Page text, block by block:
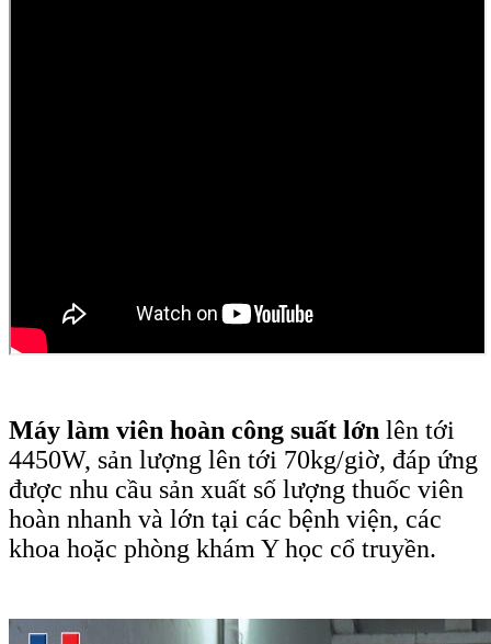
Máy làm viên hoàn công suất lớn lên tới
4450W, sản lượng lên tới 70kg/giờ, đáp ứng
được nhu cầu sản xuất số lượng thuốc viên
hoàn nhanh và lớn tại các bệnh viện, các
khoa hoặc phòng khám Y học cổ truyền.